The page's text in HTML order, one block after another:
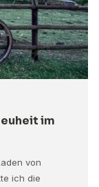
im
von
ich die